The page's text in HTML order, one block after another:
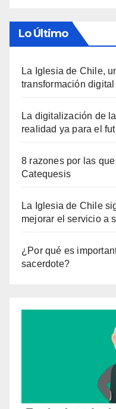
Lo Último
La Iglesia de Chile,
transformación
La digitalización de
realidad ya para el
8 razones por las
Catequesis
La Iglesia de Chile
mejorar el servicio a
¿Por qué es
sacerdote?